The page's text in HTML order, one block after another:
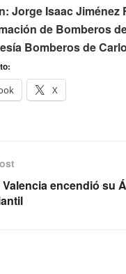
Jorge Isaac Jiménez
de Bomberos
Bomberos de
X
Valencia encendió su